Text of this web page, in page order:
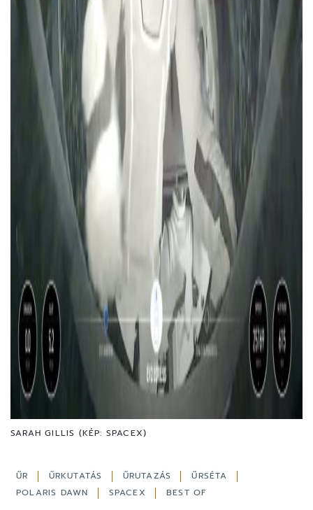
SARAH GILLIS (KÉP: SPACEX)
ŰR ŰRKUTATÁS ŰRUTAZÁS
ŰRSÉTA
POLARIS DAWN
SPACEX BEST OF